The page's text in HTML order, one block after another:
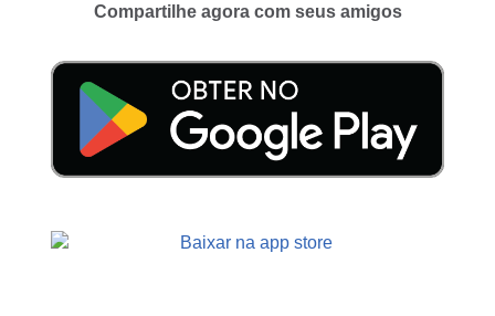
Compartilhe agora com seus amigos